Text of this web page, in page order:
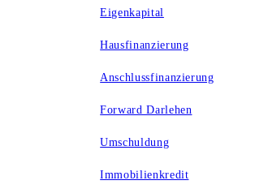
Eigenkapital
Hausfinanzierung
Anschlussfinanzierung
Forward Darlehen
Umschuldung
Immobilienkredit